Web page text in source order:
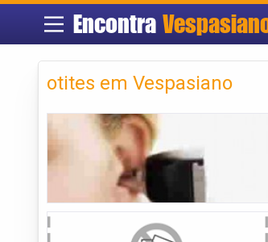
Encontra
otites em Vespasiano